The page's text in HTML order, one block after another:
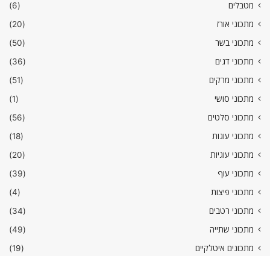
מטבלים
(6)
מתכוני אורז
(20)
מתכוני בשר
(50)
מתכוני דגים
(36)
מתכוני מרקים
(51)
מתכוני סושי
(1)
מתכוני סלטים
(56)
מתכוני עוגות
(18)
מתכוני עוגיות
(20)
מתכוני עוף
(39)
מתכוני פיצות
(4)
מתכוני רטבים
(34)
מתכוני שתייה
(49)
מתכונים איטלקיים
(19)